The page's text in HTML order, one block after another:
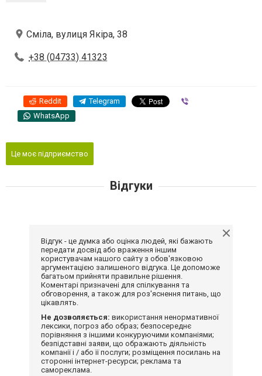
Сміла, вулиця Якіра, 38
+38 (04733) 41323
Reddit Telegram
WhatsApp
Це моє підприємство
Відгуки
Відгук - це думка або оцінка людей, які бажають
передати досвід або враження іншим
користувачам нашого сайту з обов'язковою
аргументацією залишеного відгука. Це допоможе
багатьом прийняти правильне рішення.
Коментарі призначені для спілкування та
обговорення, а також для роз'яснення питань, що
цікавлять.
Не дозволяється: використання ненормативної
лексики, погроз або образ; безпосереднє
порівняння з іншими конкуруючими компаніями;
безпідставні заяви, що ображають діяльність
компанії і / або її послуги; розміщення посилань на
сторонні інтернет-ресурси; реклама та
самореклама.